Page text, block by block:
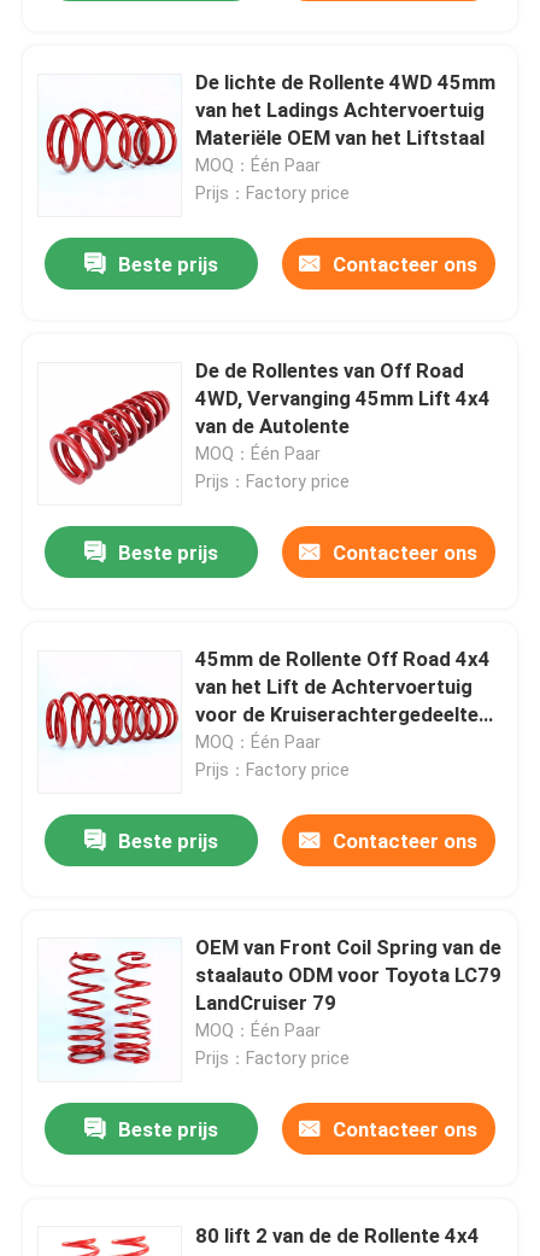
Video's
Over ons
Kwaliteitscontrole
Neem contact met ons op
Nieuws
Regelbare GasSchokbrekers
De Schokbreker van de schuimcel
NitrogasSchokbrekers
MonobuisSchokbreker
CoiloverSchokbreker
De Lente van de voertuigrol
De lichte de Rollente 4WD 45mm
van het Ladings Achtervoertuig
Materiële OEM van het Liftstaal
MOQ：Één Paar
Prijs：Factory price
Beste prijs Contacteer ons
De de Rollentes van Off Road
4WD, Vervanging 45mm Lift 4x4
van de Autolente
MOQ：Één Paar
Prijs：Factory price
Beste prijs Contacteer ons
45mm de Rollente Off Road 4x4
van het Lift de Achtervoertuig
voor de Kruiserachtergedeelte
van Toyota FJ
MOQ：Één Paar
Prijs：Factory price
Beste prijs Contacteer ons
OEM van Front Coil Spring van de
staalauto ODM voor Toyota LC79
LandCruiser 79
MOQ：Één Paar
Prijs：Factory price
Beste prijs Contacteer ons
80 lift 2 van de de Rollente 4x4